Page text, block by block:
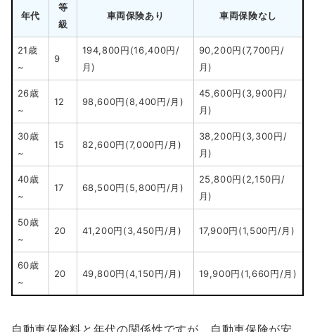
年代
等
級
車両保険あり 車両保険なし
21歳
~
9
194,800円(16,400円/
月)
90,200円(7,700円/
月)
26歳
~
12 98,600円(8,400円/月)
45,600円(3,900円/
月)
30歳
~
15 82,600円(7,000円/月)
38,200円(3,300円/
月)
40歳
~
17 68,500円(5,800円/月)
25,800円(2,150円/
月)
50歳
~
20 41,200円(3,450円/月) 17,900円(1,500円/月)
60歳
~
20 49,800円(4,150円/月) 19,900円(1,660円/月)